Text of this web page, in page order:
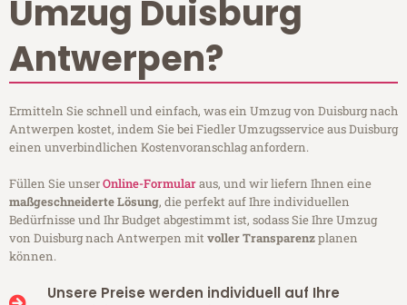
Umzug Duisburg
Antwerpen?
Ermitteln Sie schnell und einfach, was ein Umzug von Duisburg nach
Antwerpen kostet, indem Sie bei Fiedler Umzugsservice aus Duisburg
einen unverbindlichen Kostenvoranschlag anfordern.
Füllen Sie unserOnline-Formularaus, und wir liefern Ihnen eine
maßgeschneiderte Lösung, die perfekt auf Ihre individuellen
Bedürfnisse und Ihr Budget abgestimmt ist, sodass Sie Ihre Umzug
von Duisburg nach Antwerpen mitvoller Transparenzplanen
können.
Unsere Preise werden individuell auf Ihre